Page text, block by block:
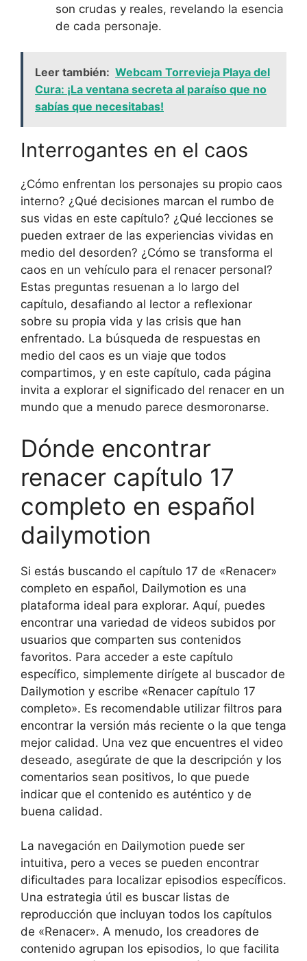
son crudas y reales, revelando la esencia
de cada personaje.
Leer también: Webcam Torrevieja Playa del
Cura: ¡La ventana secreta al paraíso que no
sabías que necesitabas!
Interrogantes en el caos
¿Cómo enfrentan los personajes su propio caos
interno? ¿Qué decisiones marcan el rumbo de
sus vidas en este capítulo? ¿Qué lecciones se
pueden extraer de las experiencias vividas en
medio del desorden? ¿Cómo se transforma el
caos en un vehículo para el renacer personal?
Estas preguntas resuenan a lo largo del
capítulo, desafiando al lector a reflexionar
sobre su propia vida y las crisis que han
enfrentado. La búsqueda de respuestas en
medio del caos es un viaje que todos
compartimos, y en este capítulo, cada página
invita a explorar el significado del renacer en un
mundo que a menudo parece desmoronarse.
Dónde encontrar
renacer capítulo 17
completo en español
dailymotion
Si estás buscando el capítulo 17 de «Renacer»
completo en español, Dailymotion es una
plataforma ideal para explorar. Aquí, puedes
encontrar una variedad de videos subidos por
usuarios que comparten sus contenidos
favoritos. Para acceder a este capítulo
específico, simplemente dirígete al buscador de
Dailymotion y escribe «Renacer capítulo 17
completo». Es recomendable utilizar filtros para
encontrar la versión más reciente o la que tenga
mejor calidad. Una vez que encuentres el video
deseado, asegúrate de que la descripción y los
comentarios sean positivos, lo que puede
indicar que el contenido es auténtico y de
buena calidad.
La navegación en Dailymotion puede ser
intuitiva, pero a veces se pueden encontrar
dificultades para localizar episodios específicos.
Una estrategia útil es buscar listas de
reproducción que incluyan todos los capítulos
de «Renacer». A menudo, los creadores de
contenido agrupan los episodios, lo que facilita